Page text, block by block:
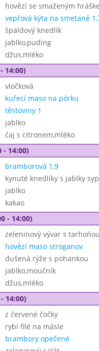
hovězí se smaženým
vepřová kýta na smetaně
špaldový knedlík
jablko,puding
džus,mléko
14:00)
vločková
kuřecí maso na pórku
těstoviny 1
jablko
čaj s citronem,mléko
- 14:00)
bramborová 1,9
kynuté knedlíky s jablky
jablko
kakao
- 14:00)
zeleninový vývar s tarhońou
hovězí maso stroganov
dušená rýže s pohankou
jablko,moučník
džus,mléko
14:00)
z červené čočky
rybí filé na másle
brambory opečené